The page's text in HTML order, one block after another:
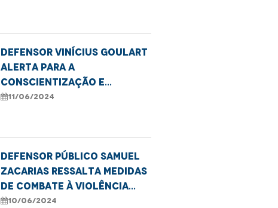
Defensor Vinícius Goulart
alerta para a
conscientização e
combate à violência
11/06/2024
Defensor público Samuel
Zacarias ressalta medidas
de combate à violência
contra a pessoa idosa
10/06/2024